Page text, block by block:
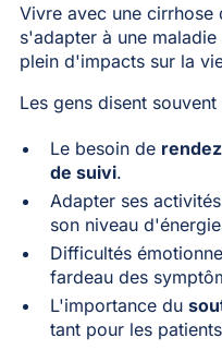
Vivre avec une cirrhose
s'adapter à une
plein d'impacts sur la
Les gens disent souvent
Le besoin de
de suivi.
Adapter ses
son niveau
Difficultés
fardeau des
L'importance du
tant pour les